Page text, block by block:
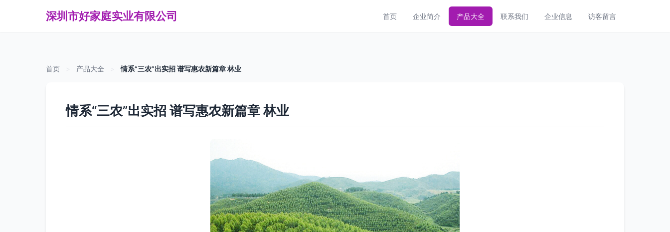
深圳市好家庭实业有限公司 首页 企业简介 产品大全 联系我们 企业信息 访客留言
首页 产品大全 情系“三农”出实招 谱写惠农新篇章 林业
情系“三农”出实招 谱写惠农新篇章 林业